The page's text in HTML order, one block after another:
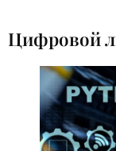
Цифровой